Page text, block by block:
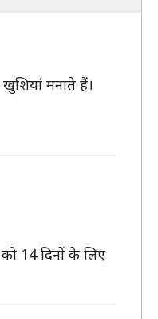
मनाते हैं।
14 दिनों के लिए